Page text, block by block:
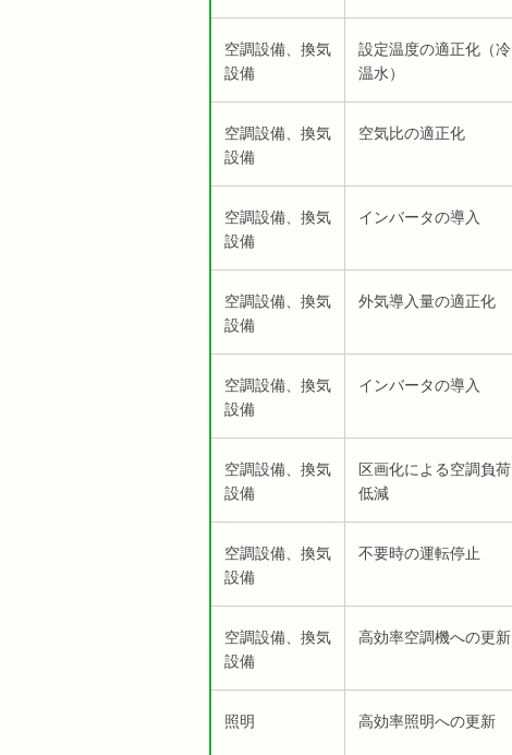
空調設備、換気
設備
設定温度の適正化（冷
温水）
空調設備、換気
設備
空気比の適正化
空調設備、換気
設備
インバータの導入
空調設備、換気
設備
外気導入量の適正化
空調設備、換気
設備
インバータの導入
空調設備、換気
設備
区画化による空調負荷
低減
空調設備、換気
設備
不要時の運転停止
空調設備、換気
設備
高効率空調機への更新
照明 高効率照明への更新